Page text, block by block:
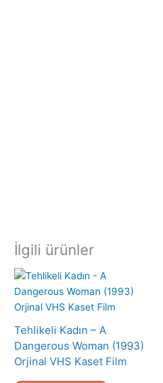
İlgili ürünler
Tehlikeli Kadın – A
Dangerous Woman (1993)
Orjinal VHS Kaset Film